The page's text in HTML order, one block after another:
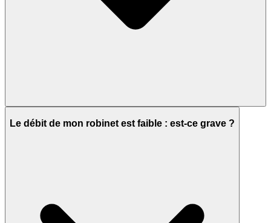
Le débit de mon robinet est faible : est-ce grave ?